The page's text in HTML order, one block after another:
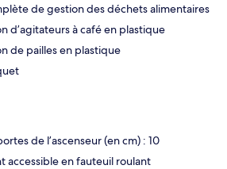
de gestion des déchets alimentaires
d’agitateurs à café en plastique
de pailles en plastique
de l’ascenseur (en cm) : 10
accessible en fauteuil roulant